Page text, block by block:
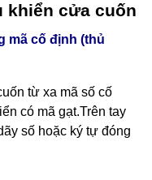
khiển cửa cuốn
mã cố định (thủ
từ xa mã số cố
có mã gạt.Trên tay
số hoặc ký tự đóng